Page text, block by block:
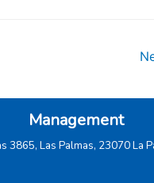
Management
3865, Las Palmas, 23070 La